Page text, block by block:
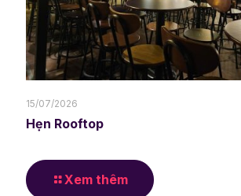
15/07/2026
Hẹn Rooftop
Xem thêm